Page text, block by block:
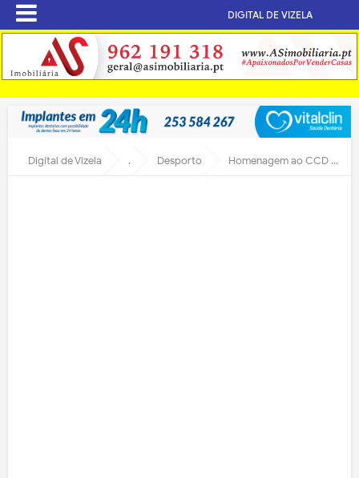
DIGITAL DE VIZELA
Digital de Vizela . Desporto Homenagem ao CCD pela subida ao ProNacional